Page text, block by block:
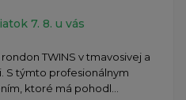
7. 8. u vás
TWINS v tmavosivej a
S týmto profesionálnym
ktoré má pohodl...